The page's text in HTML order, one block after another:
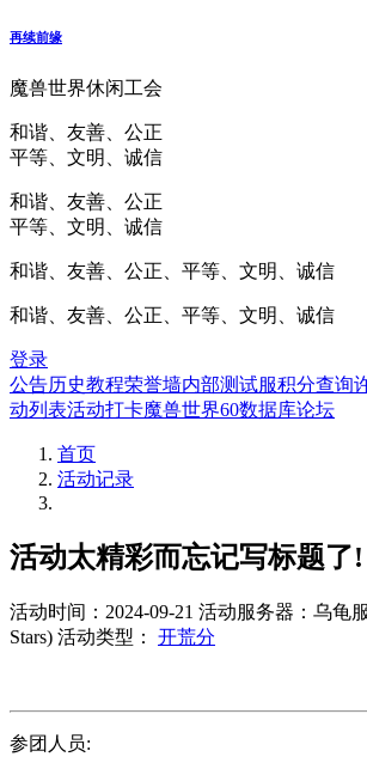
再续前缘
魔兽世界休闲工会
和谐、友善、公正
平等、文明、诚信
和谐、友善、公正
平等、文明、诚信
和谐、友善、公正、平等、文明、诚信
和谐、友善、公正、平等、文明、诚信
登录
公告历史教程荣誉墙内部测试服积分查询
动列表活动打卡魔兽世界60数据库论坛
首页
活动记录
活动太精彩而忘记写标题了!
活动时间：2024-09-21 活动服务器：乌龟
Stars) 活动类型： 开荒分
参团人员: